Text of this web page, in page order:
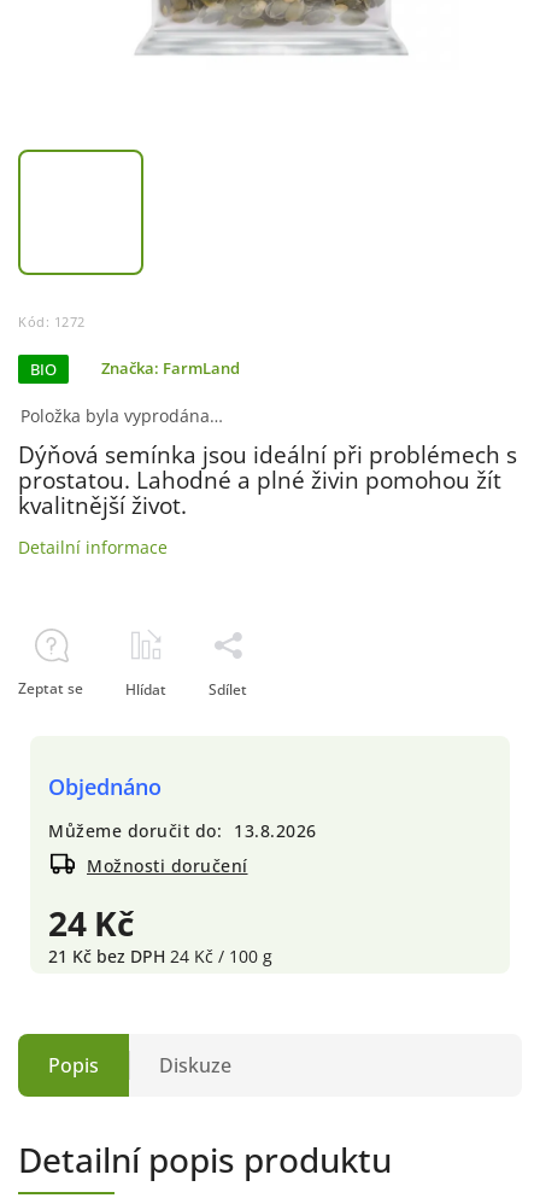
Kód: 1272
BIO Značka: FarmLand
24 Kč
21 Kč bez DPH 24 Kč / 100 g
Objednáno
Můžeme doručit do:
13.8.2026
Možnosti doručení
Položka byla vyprodána…
Dýňová semínka jsou ideální při problémech s
prostatou. Lahodné a plné živin pomohou žít
kvalitnější život.
Detailní informace
Zeptat se Hlídat Sdílet
Popis Diskuze
Detailní popis produktu